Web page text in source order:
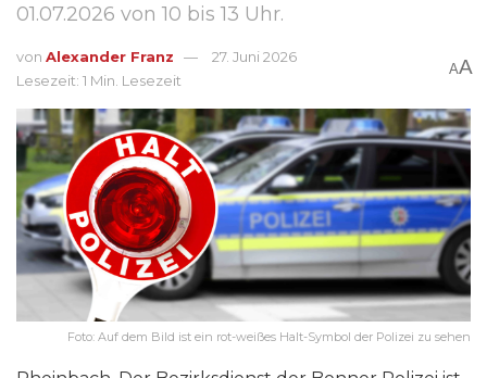
01.07.2026 von 10 bis 13 Uhr.
von Alexander Franz
27. Juni 2026
Lesezeit: 1 Min. Lesezeit
AA
Foto: Auf dem Bild ist ein rot-weißes Halt-Symbol der Polizei zu sehen